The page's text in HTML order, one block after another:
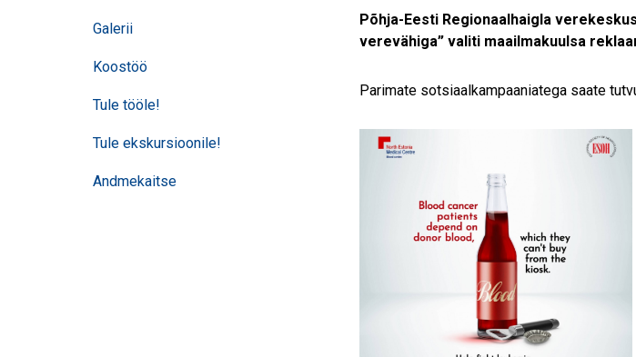
Galerii
Koostöö
Tule tööle!
Tule ekskursioonile!
Andmekaitse
Põhja-Eesti Regionaalhaigla
verevähiga” valiti maailmakuulsa
Parimate sotsiaalkampaaniatega saate